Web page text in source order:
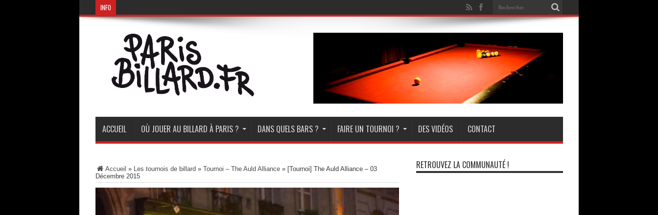
INFO
ACCUEIL OÙ JOUER AU BILLARD À PARIS ? DANS QUELS BARS ? FAIRE UN TOURNOI ? DES VIDÉOS CONTACT
Accueil » Les tournois de billard » Tournoi – The Auld Alliance» [Tournoi] The Auld Alliance – 03
Décembre 2015
RETROUVEZ LA COMMUNAUTÉ !